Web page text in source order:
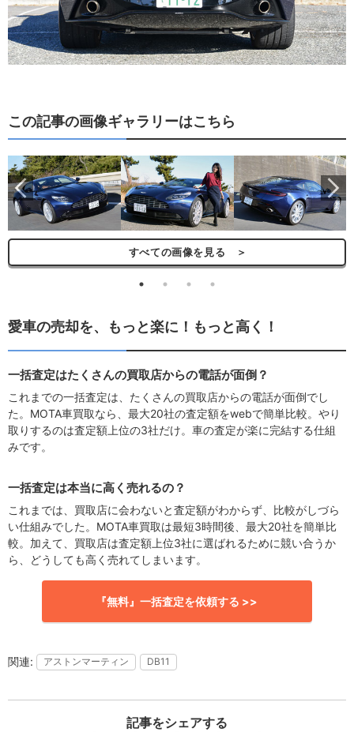
この記事の画像ギャラリーはこちら
すべての画像を見る ＞
愛車の売却を、もっと楽に！もっと高く！
一括査定はたくさんの買取店からの電話が面倒？
これまでの一括査定は、たくさんの買取店からの電話が面倒でし
た。MOTA車買取なら、最大20社の査定額をwebで簡単比較。やり
取りするのは査定額上位の3社だけ。車の査定が楽に完結する仕組
みです。
一括査定は本当に高く売れるの？
これまでは、買取店に会わないと査定額がわからず、比較がしづら
い仕組みでした。MOTA車買取は最短3時間後、最大20社を簡単比
較。加えて、買取店は査定額上位3社に選ばれるために競い合うか
ら、どうしても高く売れてしまいます。
『無料』一括査定を依頼する >>
アストンマーティン DB11
記事をシェアする